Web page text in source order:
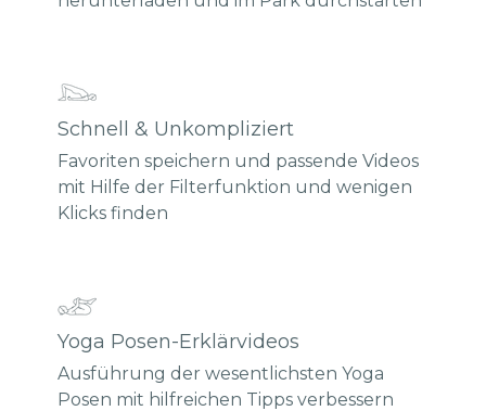
Schnell & Unkompliziert
Favoriten speichern und passende Videos
mit Hilfe der Filterfunktion und wenigen
Klicks finden
Yoga Posen-Erklärvideos
Ausführung der wesentlichsten Yoga
Posen mit hilfreichen Tipps verbessern